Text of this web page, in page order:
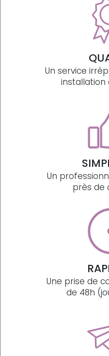
Un service
installation
Un
près de
Une prise de
de 48h